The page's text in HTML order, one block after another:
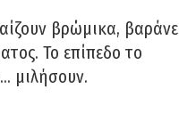
βρώμικα, βαράνε
Το επίπεδο το
μιλήσουν.